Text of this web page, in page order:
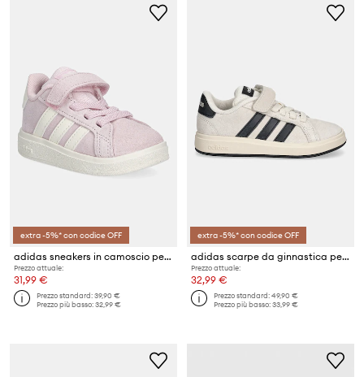
extra -5%* con codice OFF
adidas sneakers in camoscio per bambini GRAND COURT 00s
Prezzo attuale:
31,99 €
Prezzo standard:39,90 €
Prezzo più basso:32,99 €
extra -5%* con codice OFF
adidas scarpe da ginnastica per bambini GRAND COURT 00s
Prezzo attuale:
32,99 €
Prezzo standard:49,90 €
Prezzo più basso:33,99 €